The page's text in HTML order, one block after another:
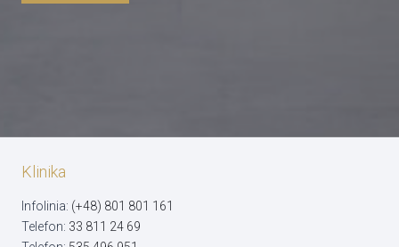
Klinika
Infolinia: (+48) 801 801 161
Telefon: 33 811 24 69